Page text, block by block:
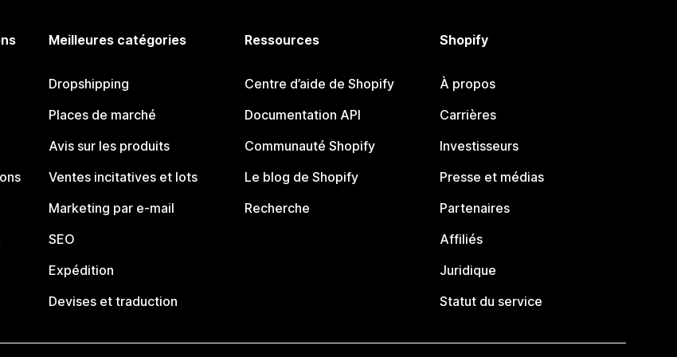
Meilleures catégories
Dropshipping
Places de marché
Avis sur les produits
Ventes incitatives et lots
Marketing par e-mail
SEO
Expédition
Devises et traduction
Ressources
Centre d’aide de Shopify
Documentation API
Communauté Shopify
Le blog de Shopify
Recherche
Shopify
À propos
Carrières
Investisseurs
Presse et médias
Partenaires
Affiliés
Juridique
Statut du service